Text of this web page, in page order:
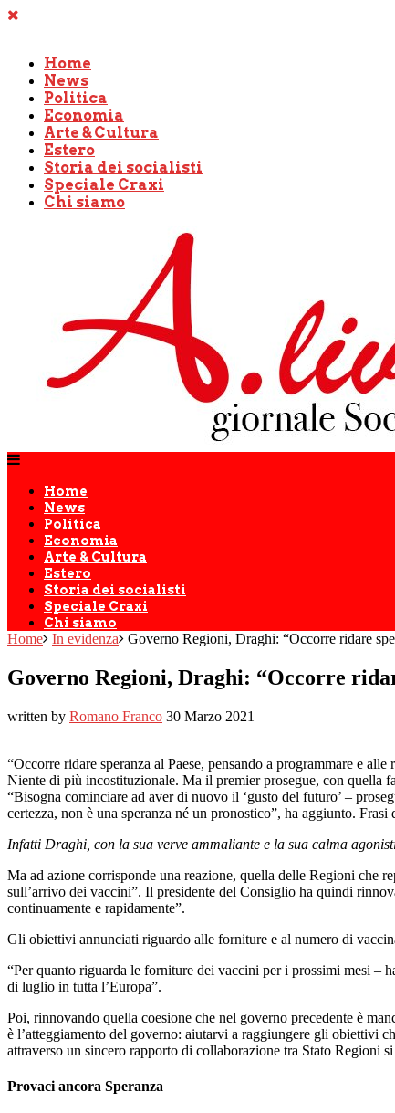
Home
News
Politica
Economia
Arte & Cultura
Estero
Storia dei socialisti
Speciale Craxi
Chi siamo
Home
News
Politica
Economia
Arte & Cultura
Estero
Storia dei socialisti
Speciale Craxi
Chi siamo
Home In evidenza Governo Regioni, Draghi: “Occorre ridare
Governo Regioni, Draghi: “Occorre
written by Romano Franco 30 Marzo 2021
“Occorre ridare speranza al Paese, pensando a programmare e
Niente di più incostituzionale. Ma il premier prosegue, con quella
“Bisogna cominciare ad aver di nuovo il ‘gusto del futuro’ –
certezza, non è una speranza né un pronostico”, ha aggiunto.
Infatti Draghi, con la sua verve ammaliante e la sua calma
Ma ad azione corrisponde una reazione, quella delle Regioni che
sull’arrivo dei vaccini”. Il presidente del Consiglio ha quindi
continuamente e rapidamente”.
Gli obiettivi annunciati riguardo alle forniture e al numero di
“Per quanto riguarda le forniture dei vaccini per i prossimi mesi –
di luglio in tutta l’Europa”.
Poi, rinnovando quella coesione che nel governo precedente è
è l’atteggiamento del governo: aiutarvi a raggiungere gli obiettivi
attraverso un sincero rapporto di collaborazione tra Stato Regioni
Provaci ancora Speranza